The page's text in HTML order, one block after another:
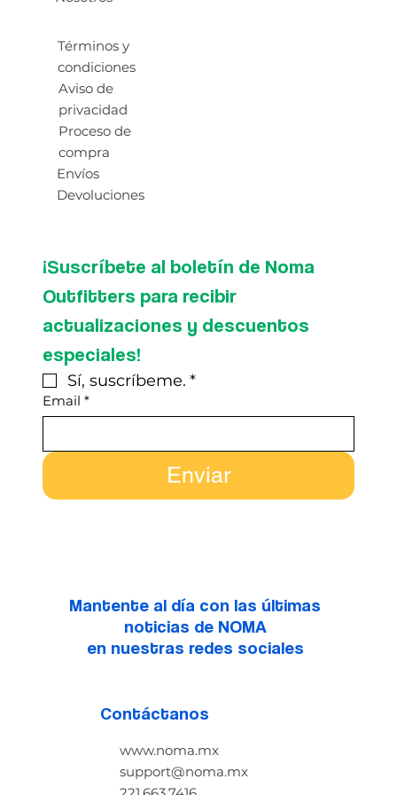
Términos y
condiciones
Aviso de
privacidad
Proceso de
compra
Envíos
Devoluciones
¡Suscríbete al boletín de Noma
Outfitters para recibir
actualizaciones y descuentos
especiales!
Sí, suscríbeme. *
Email *
Enviar
Mantente al día con las últimas
noticias de NOMA
en nuestras redes sociales
Contáctanos
www.noma.mx
support@noma.mx